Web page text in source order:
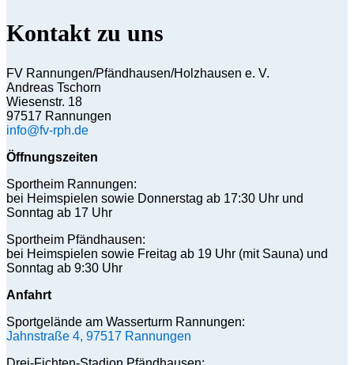
Kontakt zu uns
FV Rannungen/Pfändhausen/Holzhausen e. V.
Andreas Tschorn
Wiesenstr. 18
97517 Rannungen
info@fv-rph.de
Öffnungszeiten
Sportheim Rannungen:
bei Heimspielen sowie Donnerstag ab 17:30 Uhr und
Sonntag ab 17 Uhr
Sportheim Pfändhausen:
bei Heimspielen sowie Freitag ab 19 Uhr (mit Sauna) und
Sonntag ab 9:30 Uhr
Anfahrt
Sportgelände am Wasserturm Rannungen:
Jahnstraße 4, 97517 Rannungen